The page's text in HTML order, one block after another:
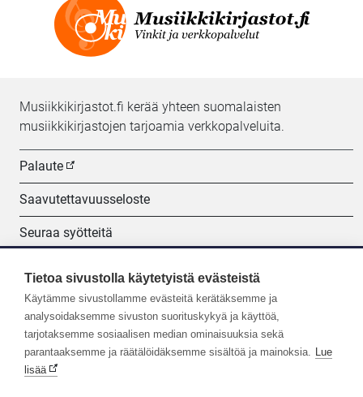
Musiikkikirjastot.fi kerää yhteen suomalaisten
musiikkikirjastojen tarjoamia verkkopalveluita.
Palaute
Saavutettavuusseloste
Seuraa syötteitä
Seuraa meitä:
Tietoa sivustolla käytetyistä evästeistä
Käytämme sivustollamme evästeitä kerätäksemme ja
analysoidaksemme sivuston suorituskykyä ja käyttöä,
tarjotaksemme sosiaalisen median ominaisuuksia sekä
parantaaksemme ja räätälöidäksemme sisältöä ja mainoksia. Lue
lisää